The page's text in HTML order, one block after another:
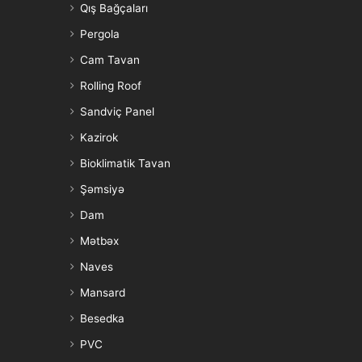
Qış Bağçaları
Pergola
Cam Tavan
Rolling Roof
Sandviç Panel
Kazirok
Bioklimatik Tavan
Şəmsiyə
Dam
Mətbəx
Naves
Mansard
Besedka
PVC